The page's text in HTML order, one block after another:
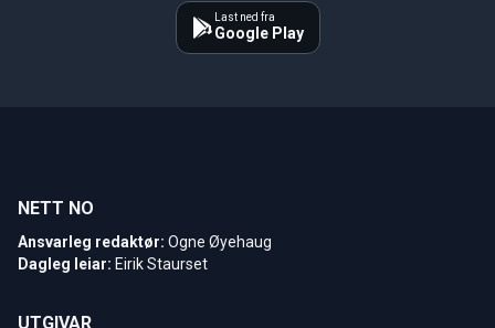
Last ned fra
Google Play
NETT NO
Ansvarleg redaktør: Ogne Øyehaug
Dagleg leiar: Eirik Staurset
UTGIVAR